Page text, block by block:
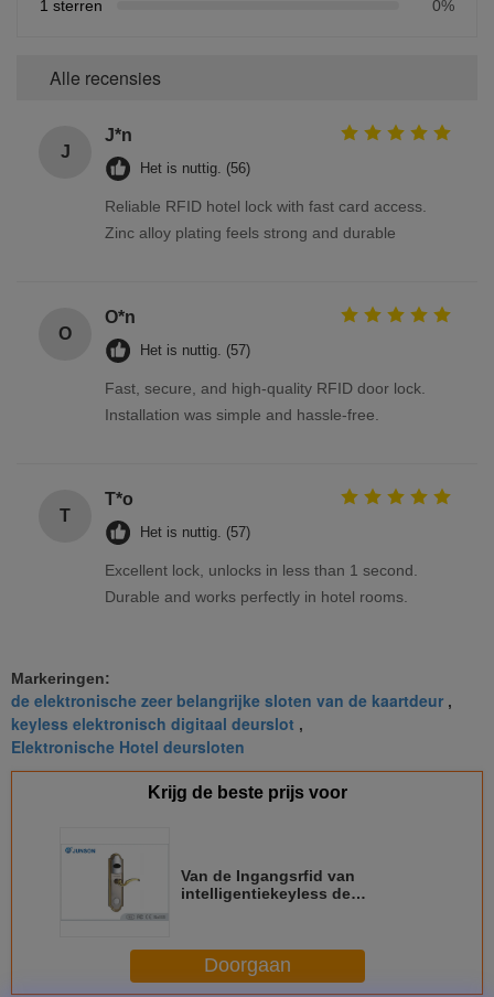
1 sterren
0%
Alle recensies
J
J*n
Het is nuttig. (56)
Reliable RFID hotel lock with fast card access.
Zinc alloy plating feels strong and durable
O
O*n
Het is nuttig. (57)
Fast, secure, and high-quality RFID door lock.
Installation was simple and hassle-free.
T
T*o
Het is nuttig. (57)
Excellent lock, unlocks in less than 1 second.
Durable and works perfectly in hotel rooms.
Markeringen:
de elektronische zeer belangrijke sloten van de kaartdeur ,
keyless elektronisch digitaal deurslot ,
Elektronische Hotel deursloten
Krijg de beste prijs voor
Van de Ingangsrfid van
intelligentiekeyless de
Doorgaan